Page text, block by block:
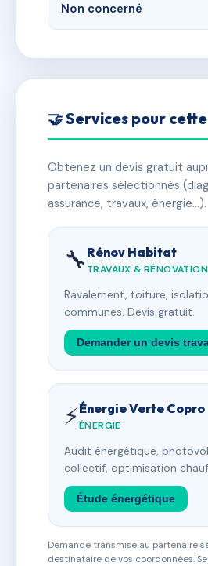
Non concerné
🤝 Services pour
Obtenez un devis gratuit
partenaires sélectionnés
assurance, travaux, énergie…).
🔧 Rénov Habitat
TRAVAUX & RÉNOVATION
Ravalement, toiture,
communes. Devis gratuit.
Demander un devis
⚡Énergie Verte Copro
ÉNERGIE
Audit énergétique,
collectif, optimisation
Étude énergétique
Demande transmise au partenaire
destinataire de vos coordonnées.